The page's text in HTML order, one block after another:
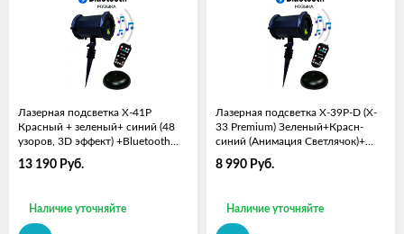
Лазерная подсветка X-41P
Красный + зеленый+ синий (48
узоров, 3D эффект) +Bluetooth
13 190 Руб.
Наличие уточняйте
Лазерная подсветка X-39P-D (X-
33 Premium) Зеленый+Красн-
синий (Анимация Светлячок)+
Bluetooth колонк
8 990 Руб.
Наличие уточняйте